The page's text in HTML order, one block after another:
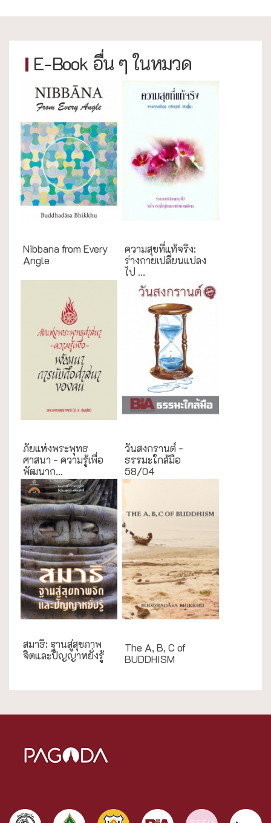
E-Book อื่น ๆ ในหมวด
Nibbana from Every
Angle
ความสุขที่แท้จริง:
ร่างกายเปลี่ยนแปลง
ไป ...
ภัยแห่งพระพุทธ
ศาสนา - ความรู้เพื่อ
พัฒนาก...
วันสงกรานต์ -
ธรรมะใกล้มือ
58/04
สมาธิ: ฐานสู่สุขภาพ
จิตและปัญญาหยั่งรู้
The A, B, C of
BUDDHISM